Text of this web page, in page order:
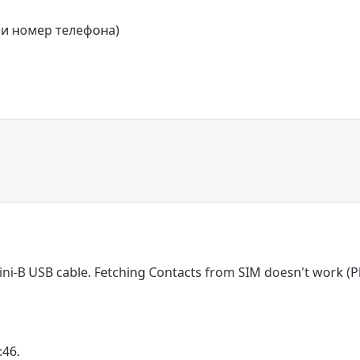
номер телефона)
B USB cable. Fetching Contacts from SIM doesn't work